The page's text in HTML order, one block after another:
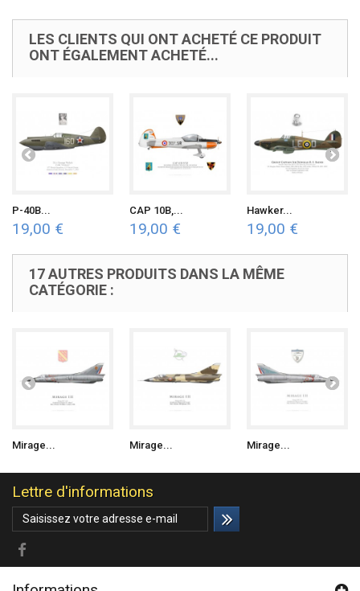
LES CLIENTS QUI ONT ACHETÉ CE PRODUIT
ONT ÉGALEMENT ACHETÉ...
P-40B...
19,00 €
CAP 10B,...
19,00 €
Hawker...
19,00 €
17 AUTRES PRODUITS DANS LA MÊME
CATÉGORIE :
Mirage... Mirage... Mirage...
Lettre d'informations